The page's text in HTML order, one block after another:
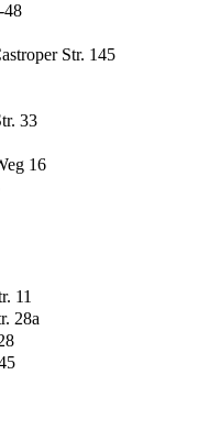
48
Str. 145
33
16
11
28a